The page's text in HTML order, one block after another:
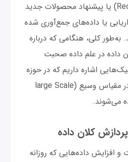
(Recommending Videos) یا پیشنهاد محصولات جدید
یا داده‌های جمع‌آوری شده
به‌طور کلی، هنگامی که درباره
داده در علم داده صحبت
اشاره داریم که در حوزه
خاصی به‌نام علم داده در مقیاس وسیع (large Scale
کلان داده
و افزایش داده‌هایی که روزانه